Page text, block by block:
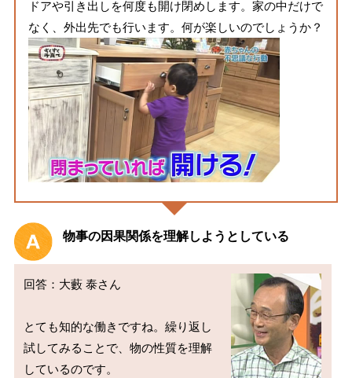
ドアや引き出しを何度も開け閉めします。家の中だけで
なく、外出先でも行います。何が楽しいのでしょうか？
物事の因果関係を理解しようとしている
回答：大藪 泰さん
とても知的な働きですね。繰り返し
試してみることで、物の性質を理解
しているのです。